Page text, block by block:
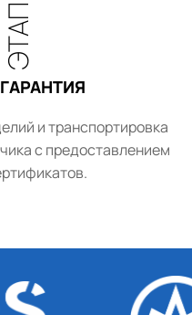
ЭТАП
и транспортировка
с предоставлением